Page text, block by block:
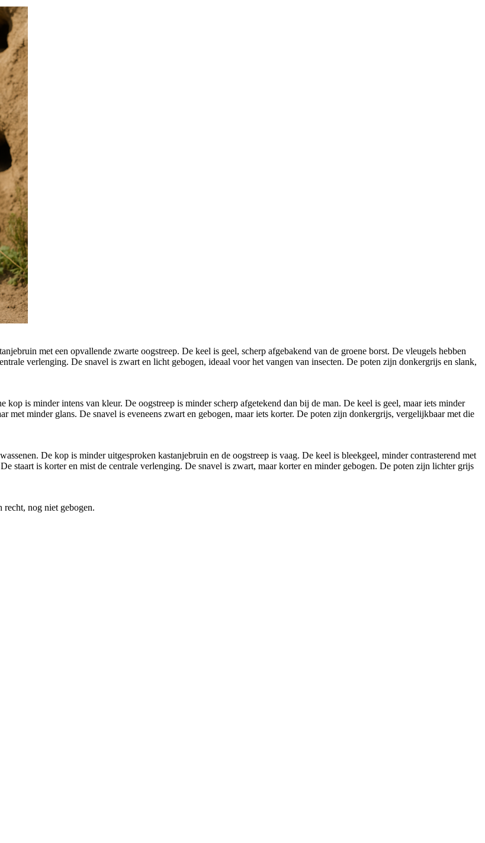
met een opvallende zwarte oogstreep. De keel is geel, scherp afgebakend van de groene borst. De vleugels hebben
verlenging. De snavel is zwart en licht gebogen, ideaal voor het vangen van insecten. De poten zijn donkergrijs en slank,
is minder intens van kleur. De oogstreep is minder scherp afgetekend dan bij de man. De keel is geel, maar iets minder
met minder glans. De snavel is eveneens zwart en gebogen, maar iets korter. De poten zijn donkergrijs, vergelijkbaar met die
De kop is minder uitgesproken kastanjebruin en de oogstreep is vaag. De keel is bleekgeel, minder contrasterend met
staart is korter en mist de centrale verlenging. De snavel is zwart, maar korter en minder gebogen. De poten zijn lichter grijs
nog niet gebogen.